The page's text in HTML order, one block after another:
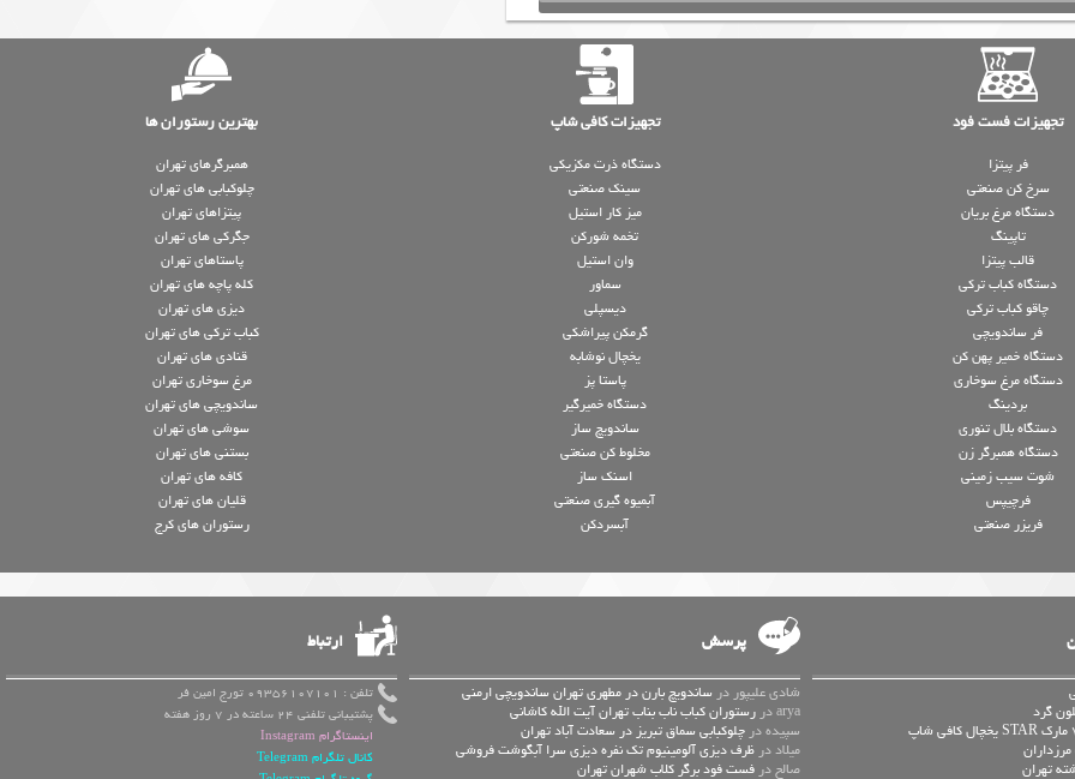
تجهیزات فست فود تجهیزات کافی شاپ بهترین رستوران ها
فر پیتزا
سرخ کن صنعتی
دستگاه مرغ بریان
تاپینگ
قالب پیتزا
دستگاه کباب ترکی
چاقو کباب ترکی
فر ساندویچی
دستگاه خمیر پهن کن
دستگاه مرغ سوخاری
بردینگ
دستگاه بلال تنوری
دستگاه همبرگر زن
شوت سیب زمینی
فرچیپس
فریزر صنعتی
دستگاه ذرت مکزیکی
سینک صنعتی
میز کار استیل
تخمه شورکن
وان استیل
سماور
دیسپلی
گرمکن پیراشکی
یخچال نوشابه
پاستا پز
دستگاه خمیرگیر
ساندویچ ساز
مخلوط کن صنعتی
اسنک ساز
آبمیوه گیری صنعتی
آبسردکن
همبرگرهای تهران
چلوکبابی های تهران
پیتزاهای تهران
جگرکی های تهران
پاستاهای تهران
کله پاچه های تهران
دیزی های تهران
کباب ترکی های تهران
قنادی های تهران
مرغ سوخاری تهران
ساندویچی های تهران
سوشی های تهران
بستنی های تهران
کافه های تهران
قلیان های تهران
رستوران های کرج
گرد
تهران
پرسش
شادی علیپور در ساندویچ بارن در مطهری تهران ساندویچی ارمنی
arya در
رستوران کباب ناب بناب تهران آیت الله کاشانی
سپیده در چلوکبابی سماق تبریز در سعادت آباد تهران
میلاد در ظرف دیزی آلومینیوم تک نفره دیزی سرا آبگوشت فروشی
صالح در فست فود برگر کلاب شهران تهران
ارتباط
تلفن : 09356107101 تورج امین فر
پشتیبانی تلفنی 24 ساعته در 7 روز هفته
اینستاگرام Instagram
کانال تلگرام Telegram